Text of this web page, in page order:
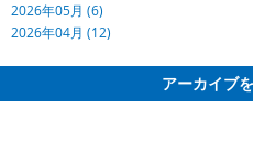
2026年05月 (6)
2026年04月 (12)
アーカイブ